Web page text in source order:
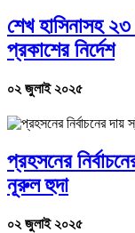
শেখ হাসিনাসহ ২৩
প্রকাশের নির্দেশ
০২ জুলাই ২০২৫
প্রহসনের
নূরুল হুদা
০২ জুলাই ২০২৫